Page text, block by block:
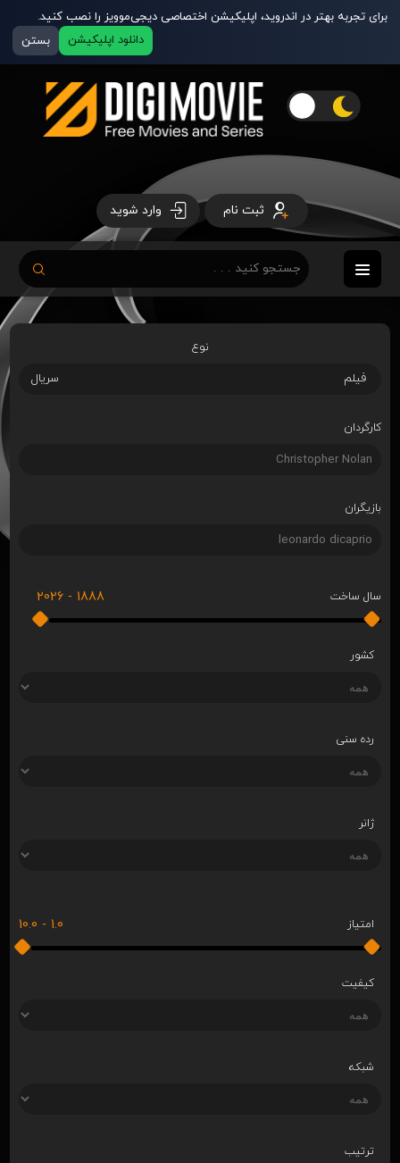
برای تجربه بهتر در اندروید، اپلیکیشن اختصاصی دیجی‌موویز را نصب کنید.
دانلود اپلیکیشن
بستن
ثبت نام وارد شوید
نوع
فیلم
سریال
کارگردان
بازیگران
سال ساخت 1888
-
2026
کشور
رده سنی
ژانر
امتیاز 1.0
-
10.0
کیفیت
شبکه
ترتیب